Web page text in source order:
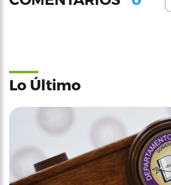
Lo Último